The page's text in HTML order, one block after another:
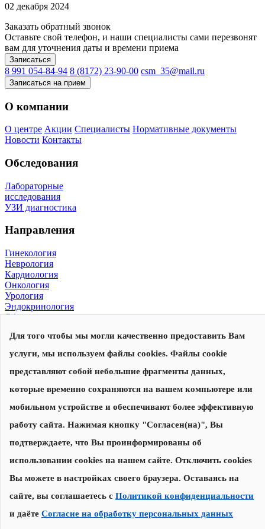
02 декабря 2024
Заказать обратный звонок
Оставьте свой телефон, и наши специалисты сами перезвонят
вам для уточнения даты и времени приема
Записаться
8 991 054-84-94 8 (8172) 23-90-00 csm_35@mail.ru
Записаться на прием
О компании
О центре Акции Специалисты Нормативные документы
Новости Контакты
Обследования
Лабораторные
исследования
УЗИ диагностика
Направления
Гинекология
Неврология
Кардиология
Онкология
Урология
Эндокринология
Офтальмология
© 2026, Центр современной медицины
согласие на обработку
персональных данных
Сделано в
Запишитесь на прием
времени приема
Записаться на прием
Политикой конфиденциальностиидаю согласие на обработку
персональных данных
Для того чтобы мы могли качественно предоставить Вам
услуги, мы используем файлы cookies. Файлы cookie
представляют собой небольшие фрагменты данных,
которые временно сохраняются на вашем компьютере или
мобильном устройстве и обеспечивают более эффективную
работу сайта. Нажимая кнопку "Согласен(на)", Вы
подтверждаете, что Вы проинформированы об
использовании cookies на нашем сайте. Отключить cookies
Вы можете в настройках своего браузера. Оставаясь на
сайте, вы соглашаетесь с Политикой конфиденциальности
и даёте Согласие на обработку персональных данных